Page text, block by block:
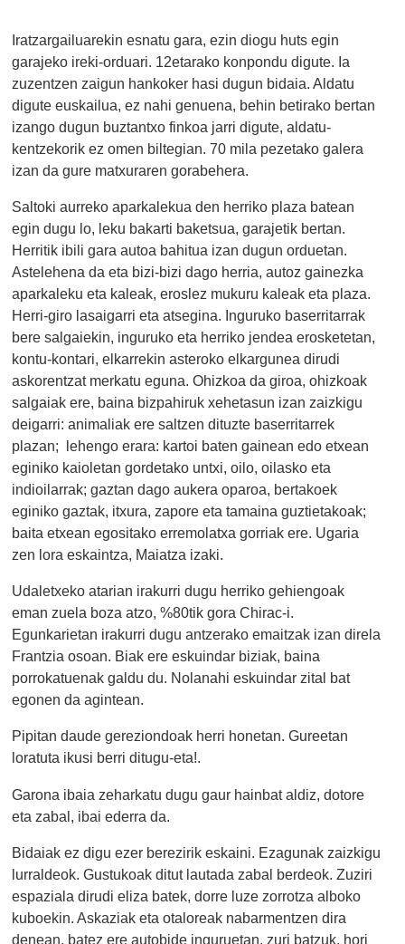
Iratzargailuarekin esnatu gara, ezin diogu huts egin
garajeko ireki-orduari. 12etarako konpondu digute. Ia
zuzentzen zaigun hankoker hasi dugun bidaia. Aldatu
digute euskailua, ez nahi genuena, behin betirako bertan
izango dugun buztantxo finkoa jarri digute, aldatu-
kentzekorik ez omen biltegian. 70 mila pezetako galera
izan da gure matxuraren gorabehera.
Saltoki aurreko aparkalekua den herriko plaza batean
egin dugu lo, leku bakarti baketsua, garajetik bertan.
Herritik ibili gara autoa bahitua izan dugun orduetan.
Astelehena da eta bizi-bizi dago herria, autoz gainezka
aparkaleku eta kaleak, eroslez mukuru kaleak eta plaza.
Herri-giro lasaigarri eta atsegina. Inguruko baserritarrak
bere salgaiekin, inguruko eta herriko jendea erosketetan,
kontu-kontari, elkarrekin asteroko elkargunea dirudi
askorentzat merkatu eguna. Ohizkoa da giroa, ohizkoak
salgaiak ere, baina bizpahiruk xehetasun izan zaizkigu
deigarri: animaliak ere saltzen dituzte baserritarrek
plazan; lehengo erara: kartoi baten gainean edo etxean
eginiko kaioletan gordetako untxi, oilo, oilasko eta
indioilarrak; gaztan dago aukera oparoa, bertakoek
eginiko gaztak, itxura, zapore eta tamaina guztietakoak;
baita etxean egositako erremolatxa gorriak ere. Ugaria
zen lora eskaintza, Maiatza izaki.
Udaletxeko atarian irakurri dugu herriko gehiengoak
eman zuela boza atzo, %80tik gora Chirac-i.
Egunkarietan irakurri dugu antzerako emaitzak izan direla
Frantzia osoan. Biak ere eskuindar biziak, baina
porrokatuenak galdu du. Nolanahi eskuindar zital bat
egonen da agintean.
Pipitan daude gereziondoak herri honetan. Gureetan
loratuta ikusi berri ditugu-eta!.
Garona ibaia zeharkatu dugu gaur hainbat aldiz, dotore
eta zabal, ibai ederra da.
Bidaiak ez digu ezer berezirik eskaini. Ezagunak zaizkigu
lurraldeok. Gustukoak ditut lautada zabal berdeok. Zuziri
espaziala dirudi eliza batek, dorre luze zorrotza alboko
kuboekin. Askaziak eta otaloreak nabarmentzen dira
denean, batez ere autobide inguruetan, zuri batzuk, hori